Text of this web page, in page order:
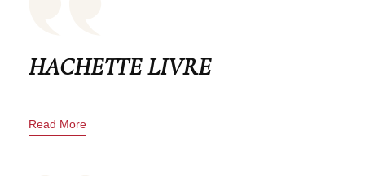
HACHETTE LIVRE
Read More